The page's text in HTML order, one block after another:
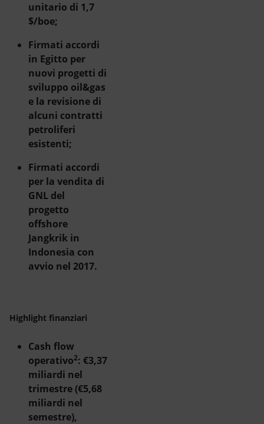
unitario di 1,7
$/boe;
Firmati accordi
in Egitto per
nuovi progetti di
sviluppo oil&gas
e la revisione di
alcuni contratti
petroliferi
esistenti;
Firmati accordi
per la vendita di
GNL del
progetto
offshore
Jangkrik in
Indonesia con
avvio nel 2017.
Highlight finanziari
Cash flow
operativo2: €3,37
miliardi nel
trimestre (€5,68
miliardi nel
semestre),